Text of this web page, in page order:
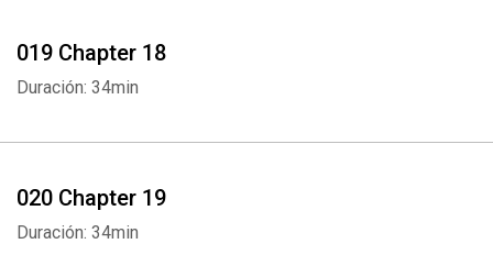
019 Chapter 18
Duración: 34min
020 Chapter 19
Duración: 34min